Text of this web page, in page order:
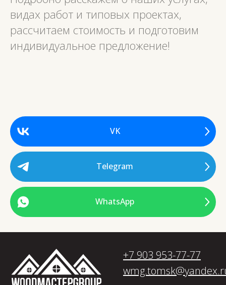
видах работ и типовых проектах,
рассчитаем стоимость и подготовим
индивидуальное предложение!
VK
Telegram
WhatsApp
+7 903 953-77-77